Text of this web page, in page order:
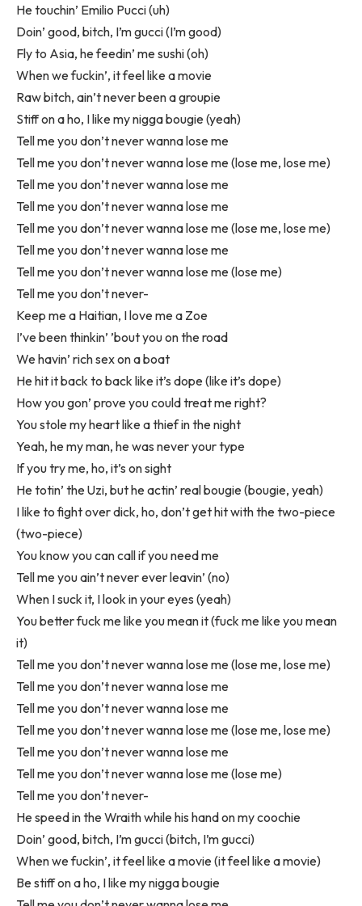
He touchin’ Emilio Pucci (uh)
Doin’ good, bitch, I’m gucci (I’m good)
Fly to Asia, he feedin’ me sushi (oh)
When we fuckin’, it feel like a movie
Raw bitch, ain’t never been a groupie
Stiff on a ho, I like my nigga bougie (yeah)
Tell me you don’t never wanna lose me
Tell me you don’t never wanna lose me (lose me, lose me)
Tell me you don’t never wanna lose me
Tell me you don’t never wanna lose me
Tell me you don’t never wanna lose me (lose me, lose me)
Tell me you don’t never wanna lose me
Tell me you don’t never wanna lose me (lose me)
Tell me you don’t never-
Keep me a Haitian, I love me a Zoe
I’ve been thinkin’ ’bout you on the road
We havin’ rich sex on a boat
He hit it back to back like it’s dope (like it’s dope)
How you gon’ prove you could treat me right?
You stole my heart like a thief in the night
Yeah, he my man, he was never your type
If you try me, ho, it’s on sight
He totin’ the Uzi, but he actin’ real bougie (bougie, yeah)
I like to fight over dick, ho, don’t get hit with the two-piece
(two-piece)
You know you can call if you need me
Tell me you ain’t never ever leavin’ (no)
When I suck it, I look in your eyes (yeah)
You better fuck me like you mean it (fuck me like you mean
it)
Tell me you don’t never wanna lose me (lose me, lose me)
Tell me you don’t never wanna lose me
Tell me you don’t never wanna lose me
Tell me you don’t never wanna lose me (lose me, lose me)
Tell me you don’t never wanna lose me
Tell me you don’t never wanna lose me (lose me)
Tell me you don’t never-
He speed in the Wraith while his hand on my coochie
Doin’ good, bitch, I’m gucci (bitch, I’m gucci)
When we fuckin’, it feel like a movie (it feel like a movie)
Be stiff on a ho, I like my nigga bougie